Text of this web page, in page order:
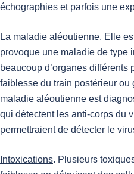
échographies et parfois une
La maladie aléoutienne. Elle
provoque une maladie de type
beaucoup d’organes
faiblesse du train postérieur ou
maladie aléoutienne est
qui détectent les anti-corps du
permettraient de détecter le
Intoxications. Plusieurs